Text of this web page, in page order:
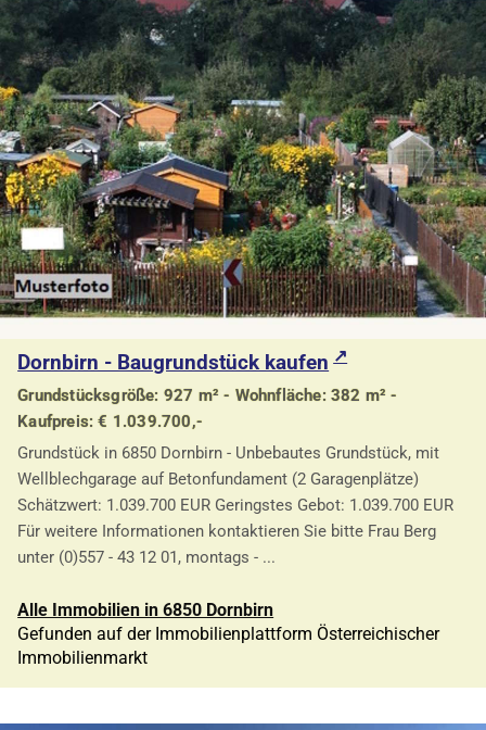
Dornbirn - Baugrundstück kaufen
Grundstücksgröße: 927 m² - Wohnfläche: 382 m² -
Kaufpreis: € 1.039.700,-
Grundstück in 6850 Dornbirn - Unbebautes Grundstück, mit
Wellblechgarage auf Betonfundament (2 Garagenplätze)
Schätzwert: 1.039.700 EUR Geringstes Gebot: 1.039.700 EUR
Für weitere Informationen kontaktieren Sie bitte Frau Berg
unter (0)557 - 43 12 01, montags - ...
Alle Immobilien in 6850 Dornbirn
Gefunden auf der Immobilienplattform Österreichischer
Immobilienmarkt